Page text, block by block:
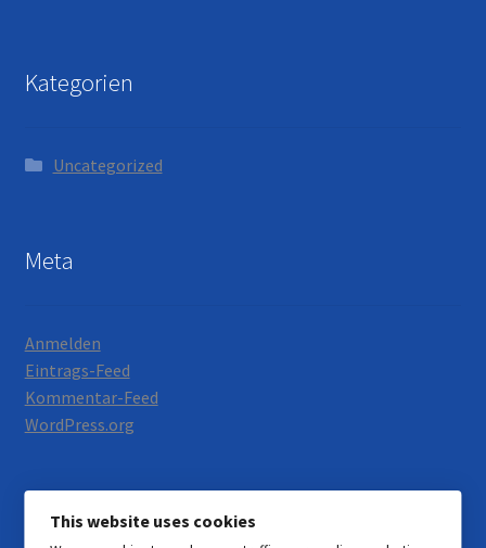
Kategorien
Uncategorized
Meta
Anmelden
Eintrags-Feed
Kommentar-Feed
WordPress.org
This website uses cookies